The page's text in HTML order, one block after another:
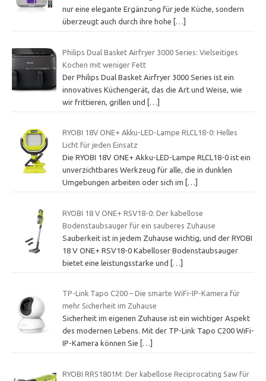
nur eine elegante Ergänzung für jede Küche, sondern
überzeugt auch durch ihre hohe
[…]
Philips Dual Basket Airfryer 3000 Series: Vielseitiges
Kochen mit weniger Fett
Der Philips Dual Basket Airfryer 3000 Series ist ein
innovatives Küchengerät, das die Art und Weise, wie
wir frittieren, grillen und […]
RYOBI 18V ONE+ Akku-LED-Lampe RLCL18-0: Helles
Licht für jeden Einsatz
Die RYOBI 18V ONE+ Akku-LED-Lampe RLCL18-0 ist ein
unverzichtbares Werkzeug für alle, die in dunklen
Umgebungen arbeiten oder sich im
[…]
RYOBI 18 V ONE+ RSV18-0: Der kabellose
Bodenstaubsauger für ein sauberes Zuhause
Sauberkeit ist in jedem Zuhause wichtig, und der RYOBI
18 V ONE+ RSV18-0 Kabelloser Bodenstaubsauger
bietet eine leistungsstarke und […]
TP-Link Tapo C200 – Die smarte WiFi-IP-Kamera für
mehr Sicherheit im Zuhause
Sicherheit im eigenen Zuhause ist ein wichtiger Aspekt
des modernen Lebens. Mit der TP-Link Tapo C200 WiFi-
IP-Kamera können Sie
[…]
RYOBI RRS1801M: Der kabellose Reciprocating Saw für